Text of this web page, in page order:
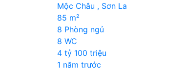
Mộc Châu , Sơn La
85 m²
8 Phòng ngủ
8 WC
4 tỷ 100 triệu
1 năm trước